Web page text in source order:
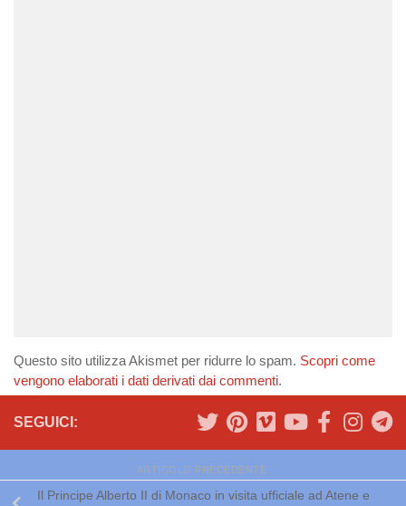
Questo sito utilizza Akismet per ridurre lo spam. Scopri come
vengono elaborati i dati derivati dai commenti.
SEGUICI:
ARTICOLO PRECEDENTE
Il Principe Alberto II di Monaco in visita ufficiale ad Atene e